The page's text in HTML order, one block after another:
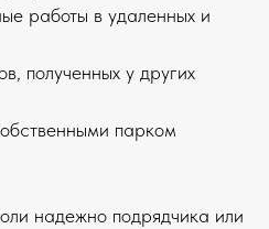
работы в удаленных и
полученных у других
парком
надежно подрядчика или